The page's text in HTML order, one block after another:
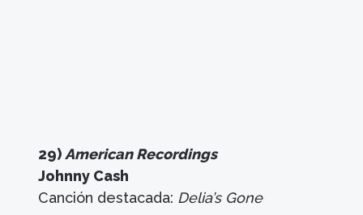
29)American Recordings
Johnny Cash
Canción destacada: Delia’s Gone